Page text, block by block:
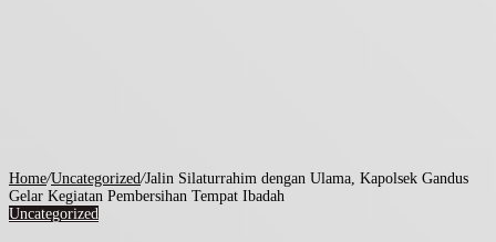
Home/Uncategorized/Jalin Silaturrahim dengan Ulama, Kapolsek Gandus
Gelar Kegiatan Pembersihan Tempat Ibadah
Uncategorized